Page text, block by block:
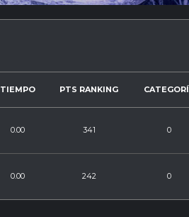
TIEMPO PTS RANKING
0.00 341 0
0.00 242 0